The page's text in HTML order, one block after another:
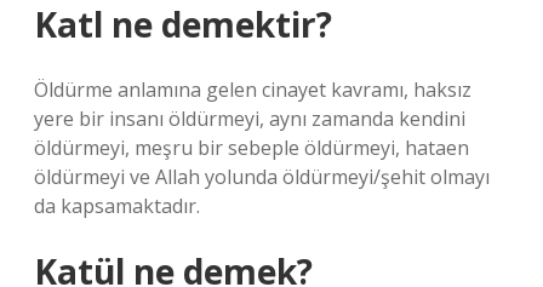
Katl ne demektir?
Öldürme anlamına gelen cinayet kavramı, haksız
yere bir insanı öldürmeyi, aynı zamanda kendini
öldürmeyi, meşru bir sebeple öldürmeyi, hataen
öldürmeyi ve Allah yolunda öldürmeyi/şehit olmayı
da kapsamaktadır.
Katül ne demek?